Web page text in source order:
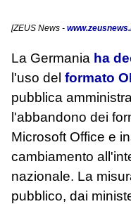
[ZEUS News -
La Germania ha
l'uso del formato
pubblica
l'abbandono dei
Microsoft Office e
cambiamento
nazionale. La
pubblico, dai